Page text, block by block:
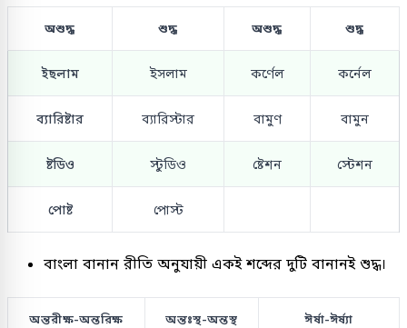
অশুদ্ধ শুদ্ধ অশুদ্ধ শুদ্ধ
ইছলাম ইসলাম কর্ণেল কর্নেল
ব্যারিষ্টার ব্যারিস্টার বামুণ বামুন
ষ্টডিও স্টুডিও ষ্টেশন স্টেশন
পোষ্ট পোস্ট
বাংলা বানান রীতি অনুযায়ী একই শব্দের দুটি বানানই শুদ্ধ।
অন্তরীক্ষ-অন্তরিক্ষ অন্তঃস্থ-অন্তস্থ ঈর্ষা-ঈর্ষ্যা